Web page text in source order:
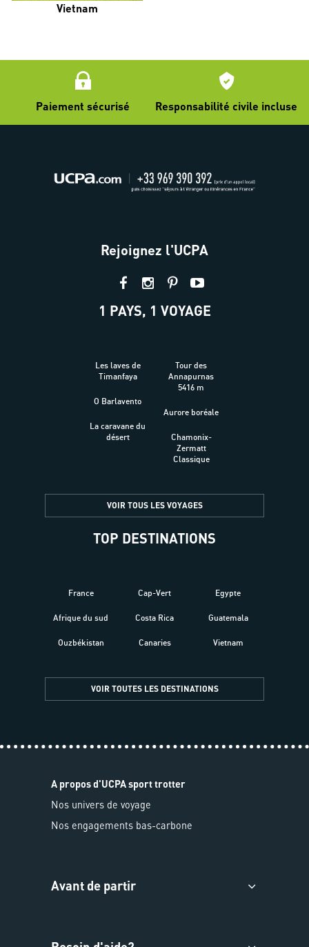
Vietnam
Paiement sécurisé Responsabilité civile incluse
Rejoignez l'UCPA
1 PAYS, 1 VOYAGE
Les laves de
Timanfaya
O Barlavento
La caravane du
désert
Tour des
Annapurnas
5416 m
Aurore boréale
Chamonix-
Zermatt
Classique
VOIR TOUS LES VOYAGES
TOP DESTINATIONS
France
Afrique du sud
Ouzbékistan
Cap-Vert
Costa Rica
Canaries
Egypte
Guatemala
Vietnam
VOIR TOUTES LES DESTINATIONS
A propos d'UCPA sport trotter
Nos univers de voyage
Nos engagements bas-carbone
Avant de partir